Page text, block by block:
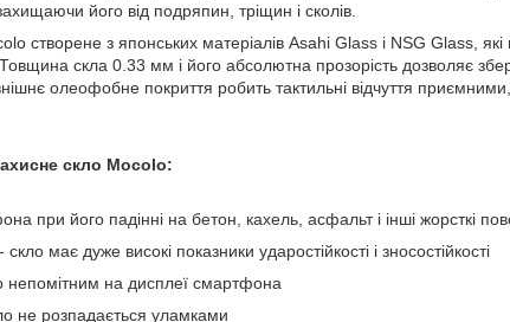
його від подряпин, тріщин і сколів.
створене з японських матеріалів Asahi Glass і NSG Glass, які
скла 0.33 мм і його абсолютна прозорість дозволяє
олеофобне покриття робить тактильні відчуття
скло Mocolo:
при його падінні на бетон, кахель, асфальт і інші жорсткі
має дуже високі показники ударостійкості і зносостійкості
непомітним на дисплеї смартфона
не розпадається уламками